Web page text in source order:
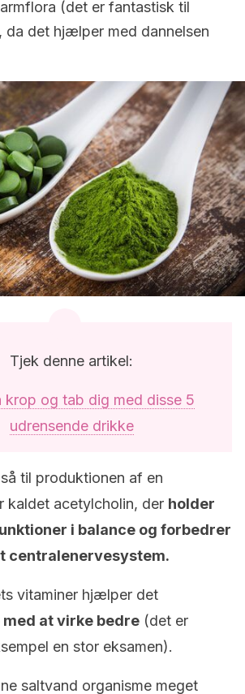
(det er fantastisk til
da det hjælper med dannelsen
Tjek denne artikel:
krop og tab dig med disse 5
udrensende drikke
til produktionen af en
kaldet acetylcholin, der holder
i balance og forbedrer
centralenervesystem.
vitaminer hjælper det
at virke bedre (det er
en stor eksamen).
saltvand organisme meget